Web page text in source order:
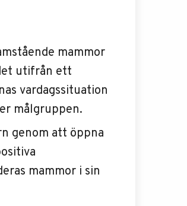
mammor
utifrån ett
vardagssituation
målgruppen.
genom att öppna
mammor i sin